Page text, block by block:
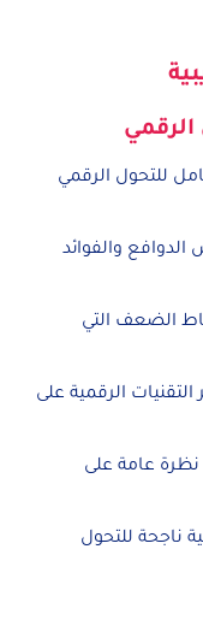
الرقمي
للتحول الرقمي
والفوائد
الضعف التي
التقنيات الرقمية على
نظرة عامة على
ناجحة للتحول